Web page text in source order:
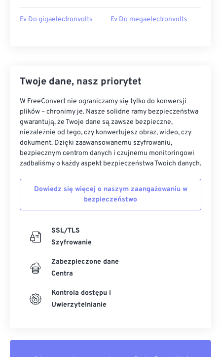
Ev Do gigaelectronvolts Ev Do megaelectronvolts
Twoje dane, nasz priorytet
W FreeConvert nie ograniczamy się tylko do konwersji
plików – chronimy je. Nasze solidne ramy bezpieczeństwa
gwarantują, że Twoje dane są zawsze bezpieczne,
niezależnie od tego, czy konwertujesz obraz, wideo, czy
dokument. Dzięki zaawansowanemu szyfrowaniu,
bezpiecznym centrom danych i czujnemu monitoringowi
zadbaliśmy o każdy aspekt bezpieczeństwa Twoich danych.
Dowiedz się więcej o naszym zaangażowaniu w
bezpieczeństwo
SSL/TLS
Szyfrowanie
Zabezpieczone dane
Centra
Kontrola dostępu i
Uwierzytelnianie